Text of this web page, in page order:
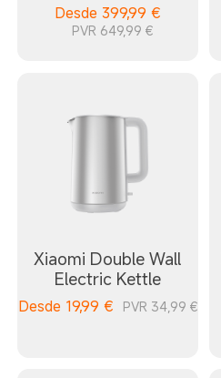
Desde 399,99 €
PVR 649,99 €
Xiaomi Double Wall
Electric Kettle
Desde 19,99 € PVR 34,99 €